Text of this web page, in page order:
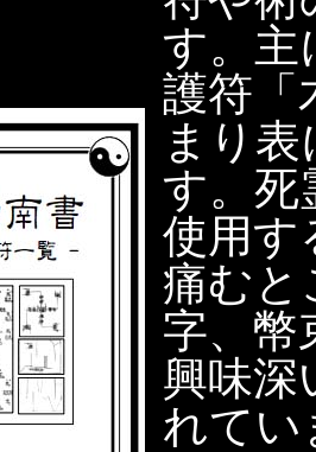
す。主
護符「
まり
す。死
使用す
痛むと
字、幣
興味深
れてい